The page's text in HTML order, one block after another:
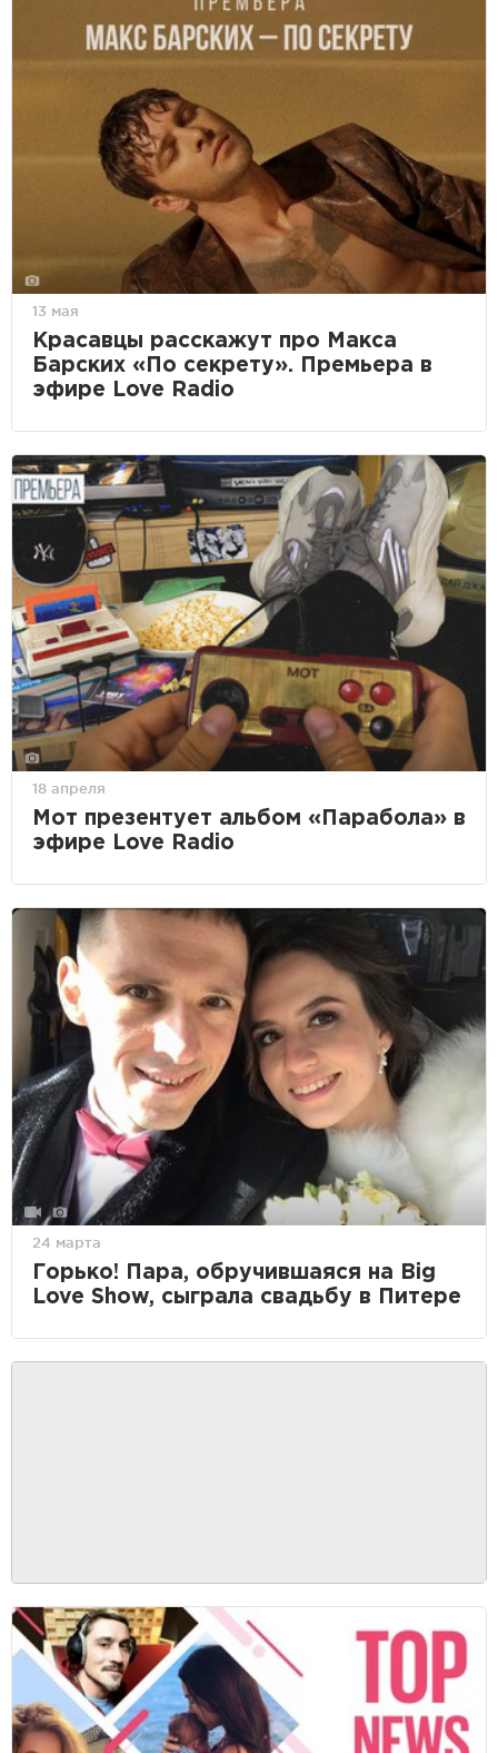
13 мая
Красавцы расскажут про Макса
Барских «По секрету». Премьера в
эфире Love Radio
18 апреля
Мот презентует альбом «Парабола» в
эфире Love Radio
24 марта
Горько! Пара, обручившаяся на Big
Love Show, сыграла свадьбу в Питере